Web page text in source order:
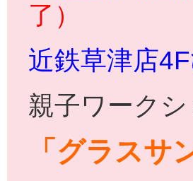
了）
近鉄草津店
親子ワーク
「グラスサ